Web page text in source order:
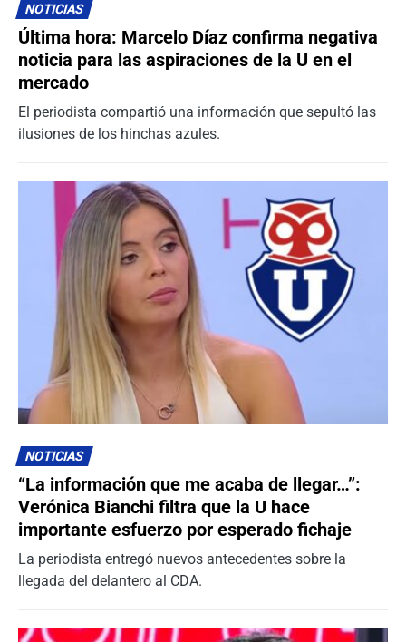
NOTICIAS
Última hora: Marcelo Díaz confirma negativa
noticia para las aspiraciones de la U en el
mercado
El periodista compartió una información que sepultó las
ilusiones de los hinchas azules.
NOTICIAS
“La información que me acaba de llegar…”:
Verónica Bianchi filtra que la U hace
importante esfuerzo por esperado fichaje
La periodista entregó nuevos antecedentes sobre la
llegada del delantero al CDA.